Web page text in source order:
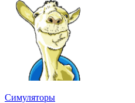
Симуляторы